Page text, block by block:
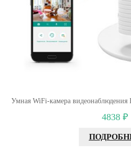
Умная WiFi-камера видеонаблюдения
4838 ₽